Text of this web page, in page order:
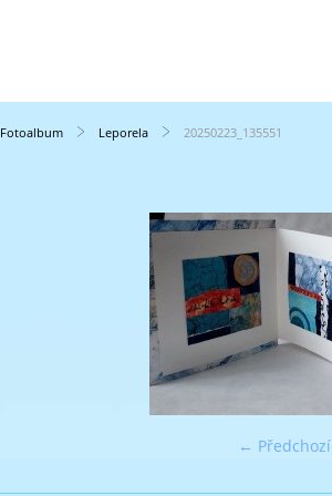
Fotoalbum Leporela 20250223_135551
← Předchozí